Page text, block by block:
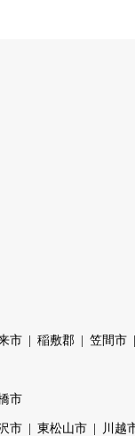
市 稲敷郡 笠間市
市
市 東松山市 川越